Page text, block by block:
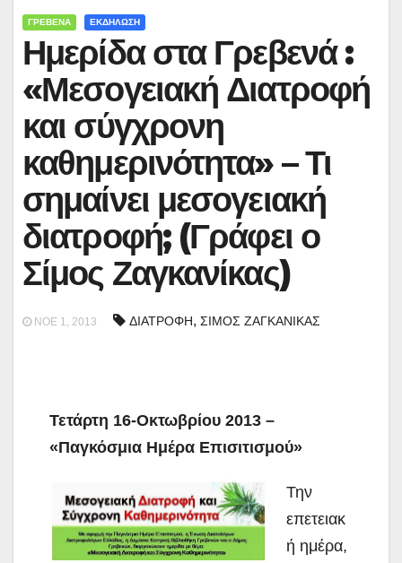
ΓΡΕΒΕΝΑ ΕΚΔΗΛΩΣΗ
Ημερίδα στα Γρεβενά :
«Μεσογειακή Διατροφή
και σύγχρονη
καθημερινότητα» – Τι
σημαίνει μεσογειακή
διατροφή; (Γράφει ο
Σίμος Ζαγκανίκας)
ΝΟΈ 1, 2013 ΔΙΑΤΡΟΦΗ, ΣΙΜΟΣ ΖΑΓΚΑΝΙΚΑΣ
Τετάρτη 16-Οκτωβρίου 2013 –
«Παγκόσμια Ημέρα Επισιτισμού»
Την
επετειακ
ή ημέρα,